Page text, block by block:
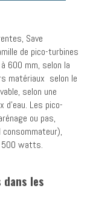
Save
de pico-turbines
600 mm, selon la
matériaux selon le
selon une
Les pico-
ou pas,
500 watts.
les